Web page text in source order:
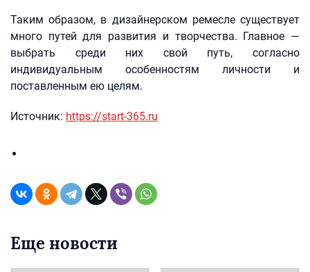
Таким образом, в дизайнерском ремесле существует
много путей для развития и творчества. Главное —
выбрать среди них свой путь, согласно
индивидуальным особенностям личности и
поставленным ею целям.
Источник: https://start-365.ru
Еще новости